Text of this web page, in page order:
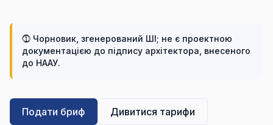
⓵ Чорновик, згенерований ШІ; не є проектною
документацією до підпису архітектора, внесеного
до НААУ.
Подати бриф Дивитися тарифи